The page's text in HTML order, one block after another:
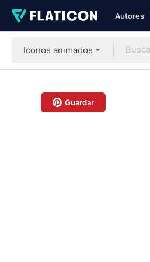
Autores
Iconos animados
Guardar